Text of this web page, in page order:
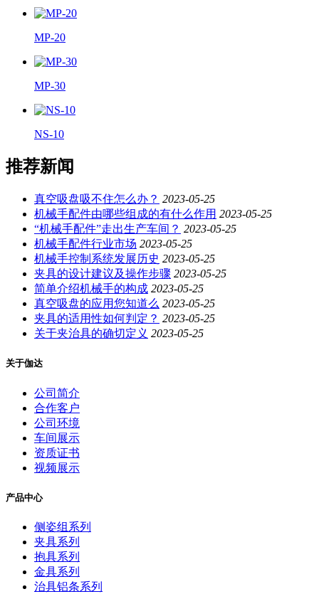
MP-20
MP-30
NS-10
推荐新闻
真空吸盘吸不住怎么办？ 2023-05-25
机械手配件由哪些组成的有什么作用 2023-05-25
“机械手配件”走出生产车间？ 2023-05-25
机械手配件行业市场 2023-05-25
机械手控制系统发展历史 2023-05-25
夹具的设计建议及操作步骤 2023-05-25
简单介绍机械手的构成 2023-05-25
真空吸盘的应用您知道么 2023-05-25
夹具的适用性如何判定？ 2023-05-25
关于夹治具的确切定义 2023-05-25
关于伽达
公司简介
合作客户
公司环境
车间展示
资质证书
视频展示
产品中心
侧姿组系列
夹具系列
抱具系列
金具系列
治具铝条系列